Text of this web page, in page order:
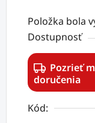
Položka bola
Dostupnosť
Pozrieť
doručenia
Kód: